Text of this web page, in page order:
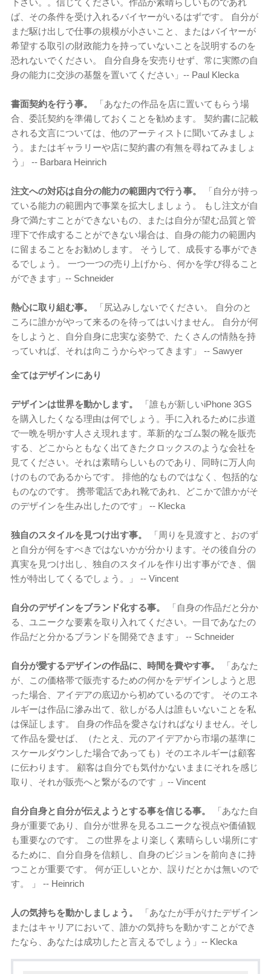
下さい。。信じてください。作品が素晴らしいものであれ
ば、その条件を受け入れるバイヤーがいるはずです。 自分が
まだ駆け出しで仕事の規模が小さいこと、またはバイヤーが
希望する取引の財政能力を持っていないことを説明するのを
恐れないでください。 自分自身を安売りせず、常に実際の自
身の能力に交渉の基盤を置いてください」-- Paul Klecka
書面契約を行う事。
「あなたの作品を店に置いてもらう場
合、委託契約を準備しておくことを勧めます。 契約書に記載
される文言については、他のアーティストに聞いてみましょ
う。またはギャラリーや店に契約書の有無を尋ねてみましょ
う」 -- Barbara Heinrich
注文への対応は自分の能力の範囲内で行う事。
「自分が持っ
ている能力の範囲内で事業を拡大しましょう。 もし注文が自
身で満たすことができないもの、または自分が望む品質と管
理下で作成することができない場合は、自身の能力の範囲内
に留まることをお勧めします。 そうして、成長する事ができ
るでしょう。 一つ一つの売り上げから、何かを学び得ること
ができます」-- Schneider
熱心に取り組む事。
「尻込みしないでください。 自分のと
ころに誰かがやって来るのを待ってはいけません。 自分が何
をしようと、自分自身に忠実な姿勢で、たくさんの情熱を持
っていれば、それは向こうからやってきます」 -- Sawyer
全てはデザインにあり
デザインは世界を動かします。
「誰もが新しいiPhone 3GS
を購入したくなる理由は何でしょう。手に入れるために歩道
で一晩を明かす人さえ現れます。革新的なゴム製の靴を販売
する、どこからともなく出てきたクロックスのような会社を
見てください。それは素晴らしいものであり、同時に万人向
けのものであるからです。 排他的なものではなく、包括的な
ものなのです。 携帯電話であれ靴であれ、どこかで誰かがそ
のデザインを生み出したのです」 -- Klecka
独自のスタイルを見つけ出す事。
「周りを見渡すと、おのず
と自分が何をすべきではないかが分かります。その後自分の
真実を見つけ出し、独自のスタイルを作り出す事ができ、個
性が特出してくるでしょう。」 -- Vincent
自分のデザインをブランド化する事。
「自身の作品だと分か
る、ユニークな要素を取り入れてください。一目であなたの
作品だと分かるブランドを開発できます」 -- Schneider
自分が愛するデザインの作品に、時間を費やす事。
「あなた
が、この価格帯で販売するための何かをデザインしようと思
った場合、アイデアの底辺から初めているのです。 そのエネ
ルギーは作品に滲み出て、欲しがる人は誰もいないことを私
は保証します。 自身の作品を愛さなければなりません。そし
て作品を愛せば、（たとえ、元のアイデアから市場の基準に
スケールダウンした場合であっても）そのエネルギーは顧客
に伝わります。 顧客は自分でも気付かないままにそれを感じ
取り、それが販売へと繋がるのです 」-- Vincent
自分自身と自分が伝えようとする事を信じる事。
「あなた自
身が重要であり、自分が世界を見るユニークな視点や価値観
も重要なのです。 この世界をより楽しく素晴らしい場所にす
るために、自分自身を信頼し、自身のビジョンを前向きに持
つことが重要です。 何が正しいとか、誤りだとかは無いので
す。 」 -- Heinrich
人の気持ちを動かしましょう。
「あなたが手がけたデザイン
またはキャリアにおいて、誰かの気持ちを動かすことができ
たなら、あなたは成功したと言えるでしょう」-- Klecka